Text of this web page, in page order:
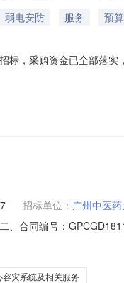
弱电安防 服务
预
标，采购资金已全部落
单位指定到货地点）。
招标单位： 广州中医
、合同编号：
（元）：￥
容灾系统及相关服务